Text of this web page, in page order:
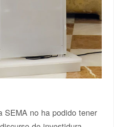
SEMA no ha podido tener